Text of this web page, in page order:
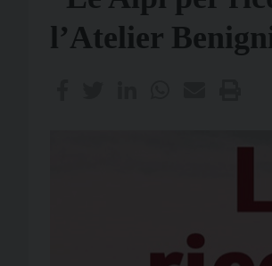
l’Atelier